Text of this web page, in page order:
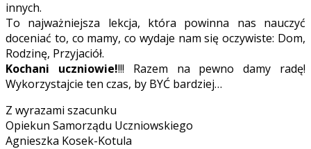
innych.
To najważniejsza lekcja, która powinna nas nauczyć
doceniać to, co mamy, co wydaje nam się oczywiste: Dom,
Rodzinę, Przyjaciół.
Kochani uczniowie!!!! Razem na pewno damy radę!
Wykorzystajcie ten czas, by BYĆ bardziej…
Z wyrazami szacunku
Opiekun Samorządu Uczniowskiego
Agnieszka Kosek-Kotula